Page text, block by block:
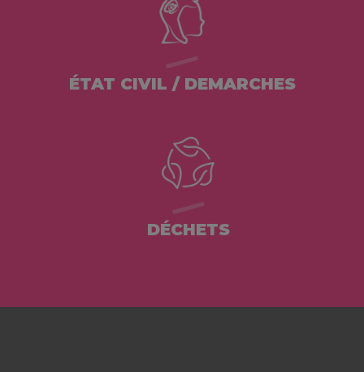
ÉTAT CIVIL / DEMARCHES
DÉCHETS